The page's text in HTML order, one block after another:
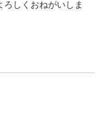
しくおねがいしま